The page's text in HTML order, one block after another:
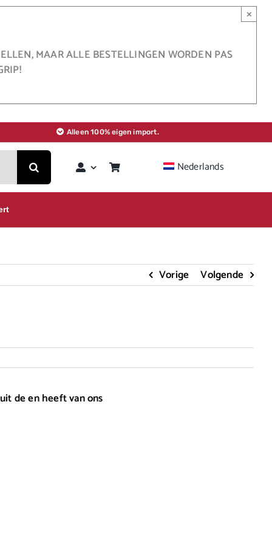
MAAR ALLE BESTELLINGEN WORDEN PAS
×
Alleen 100% eigen import.
Nederlands
Vorige Volgende
de en heeft van ons